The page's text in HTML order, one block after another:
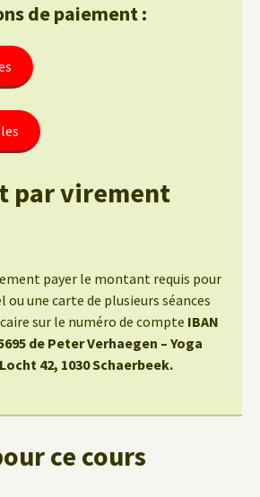
de paiement :
par virement
payer le montant requis pour
ou une carte de plusieurs séances
sur le numéro de compte IBAN
de Peter Verhaegen – Yoga
42, 1030 Schaerbeek.
ce cours